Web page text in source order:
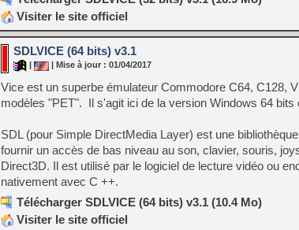
Visiter le site officiel
SDLVICE (64 bits) v3.1
| Mise à jour : 01/04/2017
Vice est un superbe émulateur Commodore C64, C128,
modèles "PET". Il s'agit ici de la version Windows 64 bits
SDL (pour Simple DirectMedia Layer) est une
fournir un accès de bas niveau au son, clavier, souris,
Direct3D. Il est utilisé par le logiciel de lecture vidéo ou
nativement avec C ++.
Télécharger SDLVICE (64 bits) v3.1 (10.4 Mo)
Visiter le site officiel